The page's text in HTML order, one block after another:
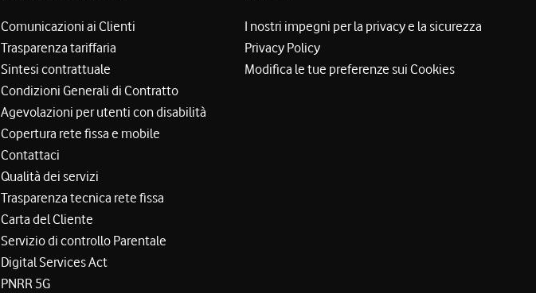
Comunicazioni ai Clienti
Trasparenza tariffaria
Sintesi contrattuale
Condizioni Generali di Contratto
Agevolazioni per utenti con disabilità
Copertura rete fissa e mobile
Contattaci
Qualità dei servizi
Trasparenza tecnica rete fissa
Carta del Cliente
Servizio di controllo Parentale
Digital Services Act
PNRR 5G
I nostri impegni per la privacy e la sicurezza
Privacy Policy
Modifica le tue preferenze sui Cookies